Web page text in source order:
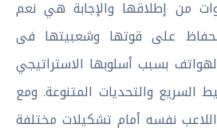
من إطلاقها والإجابة هي نعم
على قوتها وشعبيتها فى
بسبب أسلوبها الاستراتيجي
السريع والتحديات المتنوعة. ومع
نفسه أمام تشكيلات مختلفة